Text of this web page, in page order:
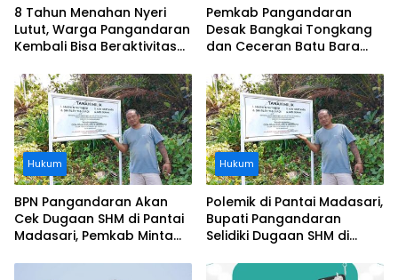
8 Tahun Menahan Nyeri
Lutut, Warga Pangandaran
Kembali Bisa Beraktivitas
Ditanggung BPJS
Pemkab Pangandaran
Desak Bangkai Tongkang
dan Ceceran Batu Bara
Buruknya Koordinasi
Perusahaan
Hukum
BPN Pangandaran Akan
Cek Dugaan SHM di Pantai
Madasari, Pemkab Minta
Hukum
Polemik di Pantai Madasari,
Bupati Pangandaran
Selidiki Dugaan SHM di
Pantai